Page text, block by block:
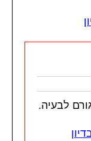
לבעיה.